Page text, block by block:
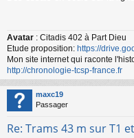
g
e
n
o
n
l
u
Avatar : Citadis 402 à Part Dieu
Etude proposition: https://
Mon site internet qui raconte
http://chronologie-tcsp-france.fr
maxc19
Passager
Re: Trams 43 m sur T1